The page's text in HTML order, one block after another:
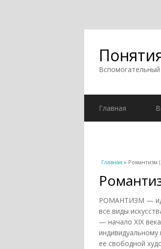
Главная
Вы здесь
Главная » Романтизм
РОМАНТИЗМ —
все виды
— начало XIX
ее свободной